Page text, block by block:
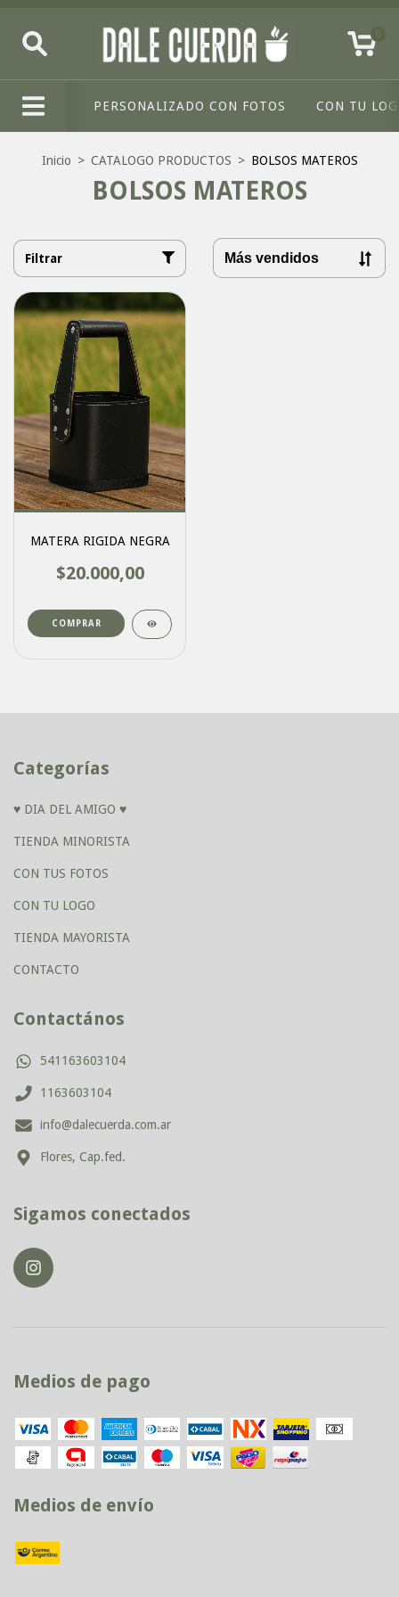
PERSONALIZADO CON FOTOS CON TU
Inicio > CATALOGO PRODUCTOS > BOLSOS MATEROS
BOLSOS MATEROS
Filtrar
MATERA RIGIDA NEGRA
$20.000,00
Categorías
♥ DIA DEL AMIGO ♥
TIENDA MINORISTA
CON TUS FOTOS
CON TU LOGO
TIENDA MAYORISTA
CONTACTO
Contactános
541163603104
1163603104
info@dalecuerda.com.ar
Flores, Cap.fed.
Sigamos conectados
Medios de pago
Medios de envío